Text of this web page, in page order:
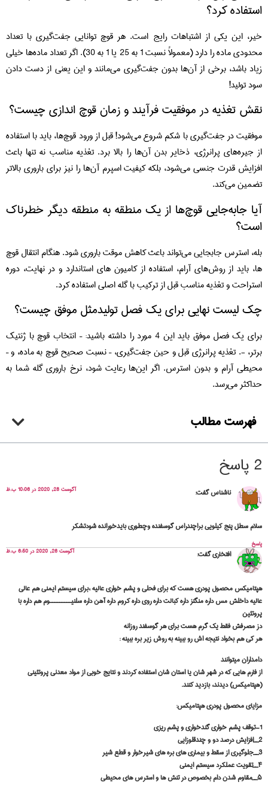
استفاده کرد؟
خیر، این یکی از اشتباهات رایج است. هر قوچ توانایی جفت‌گیری با تعداد
محدودی ماده را دارد (معمولاً نسبت 1 به 25 یا 1 به 30). اگر تعداد ماده‌ها خیلی
زیاد باشد، برخی از آن‌ها بدون جفت‌گیری می‌مانند و این یعنی از دست دادن
سود تولید!
نقش تغذیه در موفقیت فرآیند و زمان قوچ‌ اندازی چیست؟
موفقیت در جفت‌گیری با شکم شروع می‌شود! قبل از ورود قوچ‌ها، باید با استفاده
از جیره‌های پرانرژی، ذخایر بدن آن‌ها را بالا برد. تغذیه مناسب نه تنها باعث
افزایش قدرت جنسی می‌شود، بلکه کیفیت اسپرم آن‌ها را نیز برای باروری بالاتر
تضمین می‌کند.
آیا جابه‌جایی قوچ‌ها از یک منطقه به منطقه دیگر خطرناک
است؟
بله، استرس جابجایی می‌تواند باعث کاهش موقت باروری شود. هنگام انتقال قوچ‌
ها، باید از روش‌های آرام، استفاده از کامیون‌ های استاندارد و در نهایت، دوره
استراحت و تغذیه مناسب قبل از ترکیب با گله اصلی استفاده کرد.
چک‌ لیست نهایی برای یک فصل تولیدمثل موفق چیست؟
برای یک فصل موفق باید این 4 مورد را داشته باشید: – انتخاب قوچ با ژنتیک
برتر، -. تغذیه پرانرژی قبل و حین جفت‌گیری، – نسبت صحیح قوچ به ماده، و –
محیطی آرام و بدون استرس. اگر این‌ها رعایت شود، نرخ باروری گله شما به
حداکثر می‌رسد.
فهرست مطالب
2 پاسخ
ناشناسگفت: آگوست 28, 2020 در 10:06 ب.ظ
سلام سطل پنج کیلویی براچندراس گوسفنده وچطوری بایدخورانده شودتشکر
پاسخ
افتخاریگفت: آگوست 26, 2020 در 6:50 ب.ظ
هپتامیکس محصول پودری هست که برای فحلی و پشم خواری عالیه ،برای سیستم ایمنی هم عالی
عالیه داخلش مس داره منگنز داره کبالت داره روی داره کروم داره آهن داره سلنیـــــــــوم هم داره با
پروتئین
دز مصرفش فقط یک گرم هست برای هر گوسفند روزانه
هر کی هم بخواد نتیجه اش رو ببینه به روش زیر بره ببینه :
دامداران میتوانند
از فارم هایی که در شهر شان یا استان شان استفاده کردند و نتایج خوبی از مواد معدنی پروتئینی
(هپتامیکس) دیدند، بازدید کنند.
مزایای محصول پودری هپتامیکس:
١—توقف پشم خواری گندخواری و پشم ریزی
٢__افزایش درصد دو و چندقلوزایی
٣__جلوگیری از سقط و بیماری های بره های شیرخوار و قطع شیر
۴__تقویت عملکرد سیستم ایمنی
۵__مقاوم شدن دام بخصوص در تنش ها و استرس های محیطی